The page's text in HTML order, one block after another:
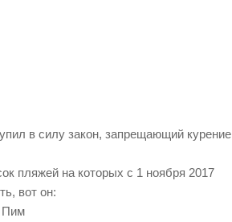
в силу закон, запрещающий курение
пляжей на которых с 1 ноября 2017
вот он:
Пим